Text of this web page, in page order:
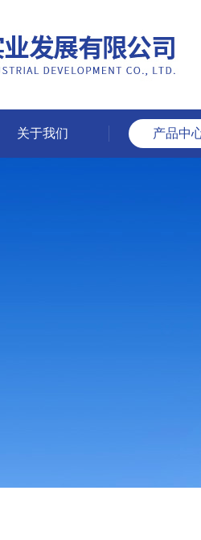
关于我们 产品中